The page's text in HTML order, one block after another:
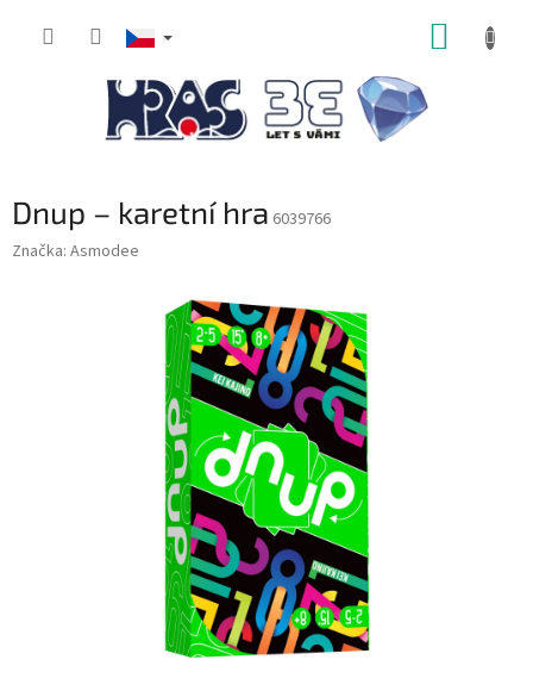
Dnup – karetní hra 6039766
Značka: Asmodee